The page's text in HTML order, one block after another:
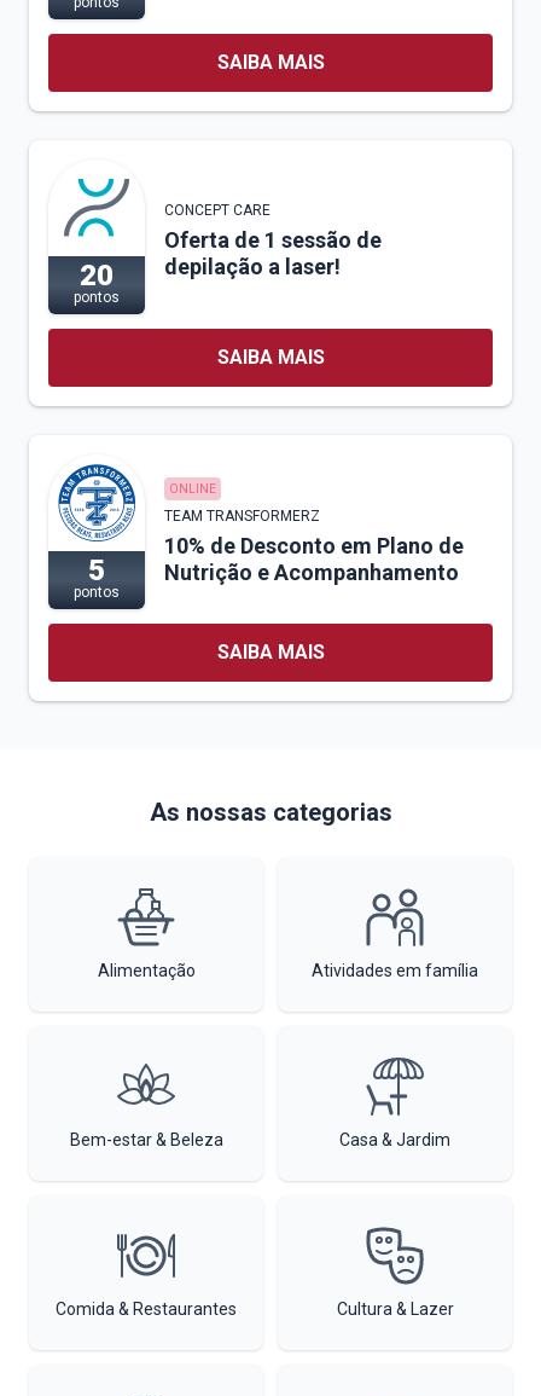
SAIBA MAIS
20
pontos
CONCEPT CARE
Oferta de 1 sessão de
depilação a laser!
SAIBA MAIS
5
pontos
ONLINE
TEAM TRANSFORMERZ
10% de Desconto em Plano de
Nutrição e Acompanhamento
SAIBA MAIS
As nossas categorias
Alimentação Atividades em família
Bem-estar & Beleza Casa & Jardim
Comida & Restaurantes Cultura & Lazer